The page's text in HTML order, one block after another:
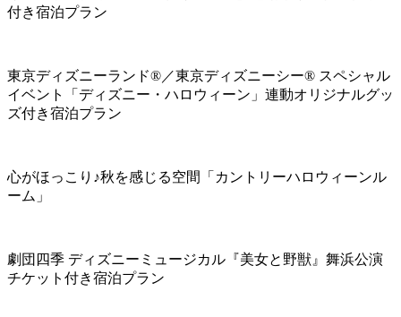
付き宿泊プラン
東京ディズニーランド®／東京ディズニーシー® スペシャル
イベント「ディズニー・ハロウィーン」連動オリジナルグッ
ズ付き宿泊プラン
心がほっこり♪秋を感じる空間「カントリーハロウィーンル
ーム」
劇団四季 ディズニーミュージカル『美女と野獣』舞浜公演
チケット付き宿泊プラン